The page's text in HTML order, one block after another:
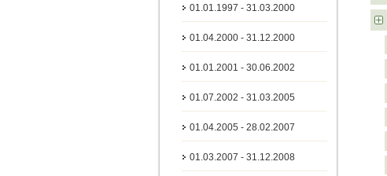
01.01.1997 - 31.03.2000
01.04.2000 - 31.12.2000
01.01.2001 - 30.06.2002
01.07.2002 - 31.03.2005
01.04.2005 - 28.02.2007
01.03.2007 - 31.12.2008